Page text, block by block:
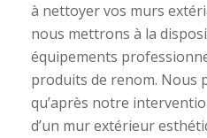
à nettoyer vos murs
nous mettrons à la
équipements
produits de renom. Nous
qu’après notre
d’un mur extérieur